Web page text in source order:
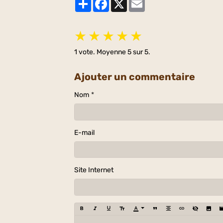
★ ★ ★ ★ ★
1 vote. Moyenne5sur 5.
Ajouter un commentaire
Nom
E-mail
Site Internet